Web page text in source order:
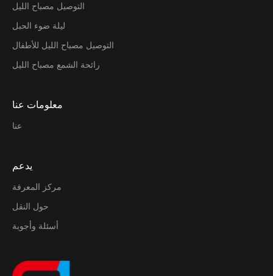
التوصيل مصباح الليل
ليلة ضوء الحبل
التوصيل مصباح الليل للأطفال
رائحة الشمع مصباح الليل
معلومات عنا
عنا
يدعم
مركز المعرفة
حول النقل
أسئلة وأجوبة